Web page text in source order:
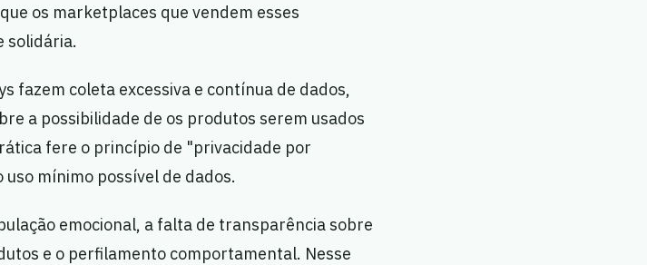
os marketplaces que vendem esses
solidária.
fazem coleta excessiva e contínua de dados,
a possibilidade de os produtos serem usados
fere o princípio de "privacidade por
mínimo possível de dados.
emocional, a falta de transparência sobre
e o perfilamento comportamental. Nesse